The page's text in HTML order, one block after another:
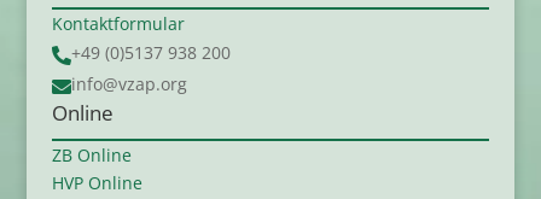
Kontaktformular
+49 (0)5137 938 200
info@vzap.org
Online
ZB Online
HVP Online